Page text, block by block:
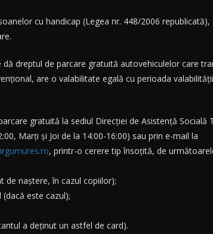
cu handicap (Legea nr. 448/2006
dreptul de parcare gratuită autovehiculelor care
are o valabilitate egală cu perioada
gratuită la sediul Direcției de Asistență
Marți și Joi de la 14:00-16:00) sau prin e-mail la
, printr-o cerere tip însoțită, de
de naștere, în cazul copiilor);
este cazul);
a deținut un astfel de card).